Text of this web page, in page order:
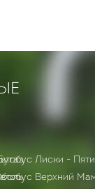
Лиски -
Верхний